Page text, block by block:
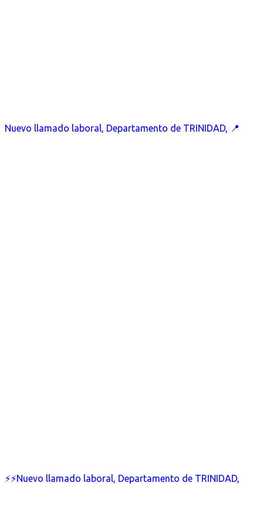
Nuevo llamado laboral, Departamento de TRINIDAD, 📍
⚡⚡Nuevo llamado laboral, Departamento de TRINIDAD,